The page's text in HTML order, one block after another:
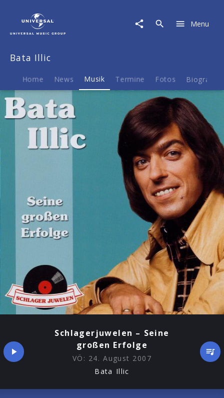
Musik
Schlagerjuwelen
großen
Erfolge
Menu
Bata Illic
Home News Musik Termine Fotos Biografie
Schlagerjuwelen – Seine
großen Erfolge
VÖ: 24. August 2007
Bata Illic